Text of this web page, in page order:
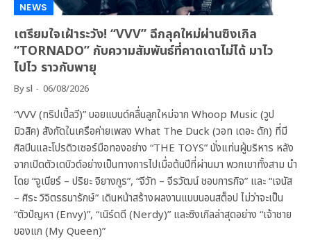
NEWS
เตรียมใจเฝ้าระวัง! “VVV” ฉีกลุคใหม่ผ่านซิงเกิล
“TORNADO” กับความสัมพันธ์ที่คาดเดาไม่ได้ มาไว
ไปไว ราวกับพายุ
Bysl 06/08/2026
“VVV (ทริปเปิ้ลวี)” บอยแบนด์คลื่นลูกใหม่จาก Whoop Music (วูป
มิวสิค) สังกัดในเครือค่ายเพลง What The Duck (วอท เดอะ ดัก) ที่มี
ศิลปินและโปรดิวเซอร์มือทองอย่าง “THE TOYS” นั่งแท่นผู้บริหาร หลัง
จากเปิดตัวเดบิวต์อย่างเป็นทางการไปเมื่อต้นปีที่ผ่านมา พวกเขาทั้งสาม นำ
โดย “จูเนียร์ – ปริยะ จิยางกูร”, “จีวัท – จีรวัฒน์ ชอบการกิจ” และ “เจนัส
– ศิระ วิจิตรธนารักษ์” เดินหน้าสร้างผลงานแบบนอนสต็อป ไม่ว่าจะเป็น
“ตัวปัญหา (Envy)”, “เนิร์ดดี (Nerdy)” และซิงเกิลล่าสุดอย่าง “เจ้าชาย
ของแก (My Queen)”